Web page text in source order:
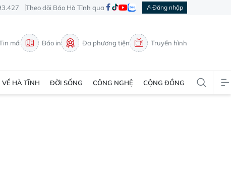
Theo dõi Báo Hà Tĩnh qua Đăng nhập
mới Báo in Đa phương tiện Truyền hình
VỀ HÀ TĨNH ĐỜI SỐNG CÔNG NGHỆ CỘNG ĐỒNG